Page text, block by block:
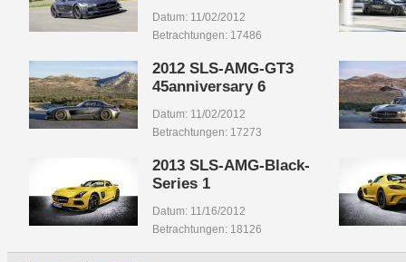
Datum: 11/02/2012
Betrachtungen: 17486
2012 SLS-AMG-GT3
45anniversary 6
Datum: 11/02/2012
Betrachtungen: 17273
2013 SLS-AMG-Black-
Series 1
Datum: 11/16/2012
Betrachtungen: 18126